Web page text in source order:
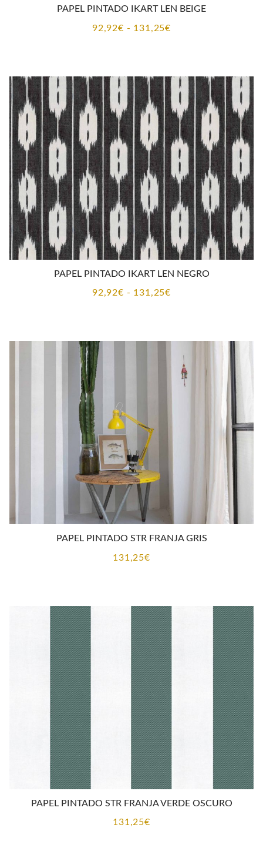
PAPEL PINTADO IKART LEN BEIGE
92,92€ - 131,25€Rango
desde
92,92€
hasta
131,25€
PAPEL PINTADO IKART LEN NEGRO
92,92€ - 131,25€Rango
desde
92,92€
hasta
PAPEL PINTADO STR FRANJA GRIS
131,25€
PAPEL PINTADO STR FRANJA VERDE OSCURO
131,25€